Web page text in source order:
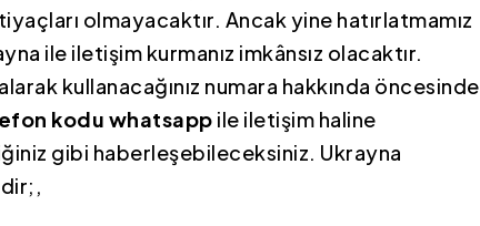
olmayacaktır. Ancak yine hatırlatmamız
ile iletişim kurmanız imkânsız olacaktır.
kullanacağınız numara hakkında öncesinde
kodu whatsapp ile iletişim haline
gibi haberleşebileceksiniz. Ukrayna